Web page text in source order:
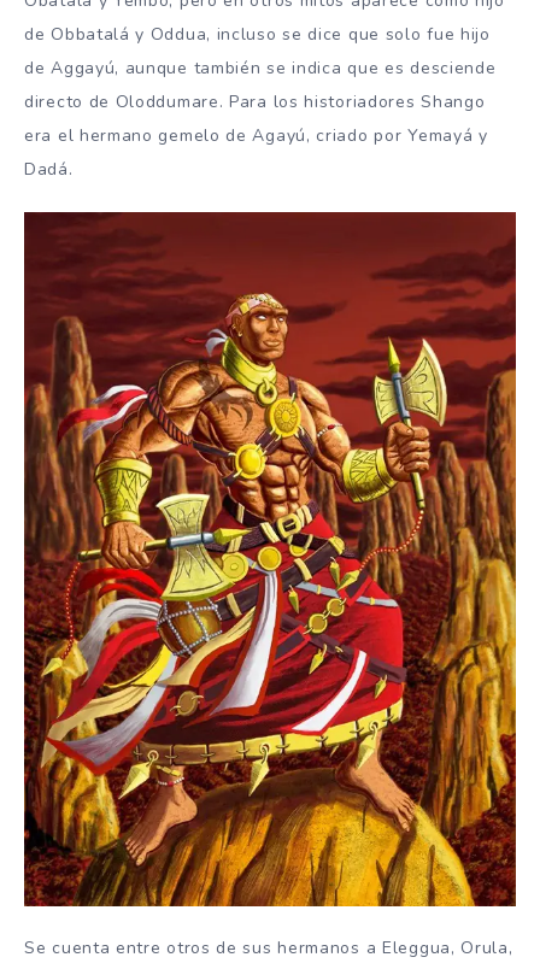
de Obbatalá y Oddua, incluso se dice que solo fue hijo
de Aggayú, aunque también se indica que es desciende
directo de Oloddumare. Para los historiadores Shango
era el hermano gemelo de Agayú, criado por Yemayá y
Dadá.
Se cuenta entre otros de sus hermanos a Eleggua, Orula,